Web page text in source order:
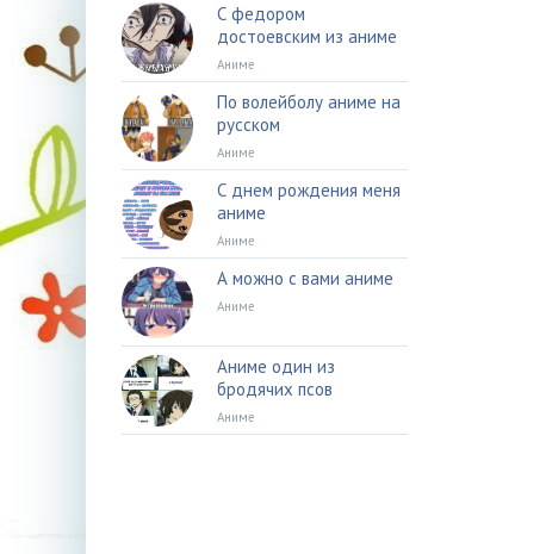
С федором
достоевским из аниме
Аниме
По волейболу аниме на
русском
Аниме
С днем рождения меня
аниме
Аниме
А можно с вами аниме
Аниме
Аниме один из
бродячих псов
Аниме